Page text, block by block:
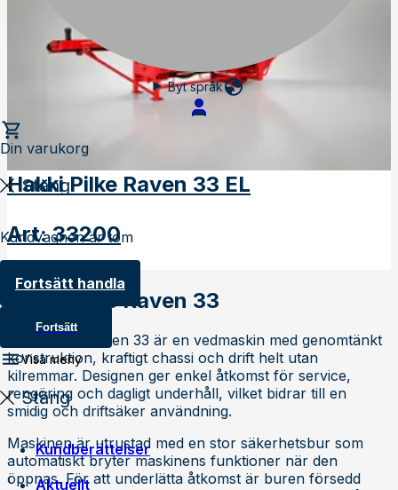
Byt språk
Din varukorg
Stäng
Kundvagnen är tom
Fortsätt handla
Fortsätt
Visa meny
Stäng
Kundberättelser
Aktuellt
Hakki Pilke Raven 33 EL
Art:33200
Hakki Pilke Raven 33
Hakki Pilke Raven 33 är en vedmaskin med genomtänkt
konstruktion, kraftigt chassi och drift helt utan
kilremmar. Designen ger enkel åtkomst för service,
rengöring och dagligt underhåll, vilket bidrar till en
smidig och driftsäker användning.
Maskinen är utrustad med en stor säkerhetsbur som
automatiskt bryter maskinens funktioner när den
öppnas. För att underlätta åtkomst är buren försedd